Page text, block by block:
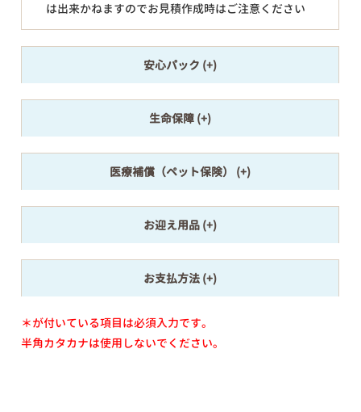
は出来かねますのでお見積作成時はご注意ください
安心パック
生命保障
医療補償（ペット保険）
お迎え用品
お支払方法
＊が付いている項目は必須入力です。
半角カタカナは使用しないでください。